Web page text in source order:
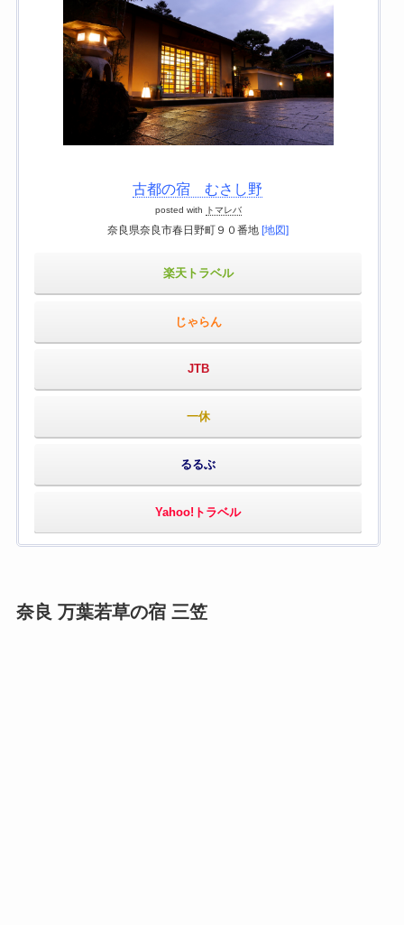
古都の宿 むさし野
posted with トマレバ
奈良県奈良市春日野町９０番地 [地図]
楽天トラベル
じゃらん
JTB
一休
るるぶ
Yahoo!トラベル
奈良 万葉若草の宿 三笠